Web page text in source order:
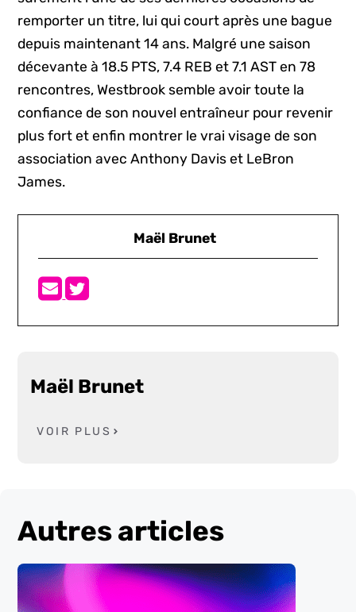
remporter un titre, lui qui court après une bague
depuis maintenant 14 ans. Malgré une saison
décevante à 18.5 PTS, 7.4 REB et 7.1 AST en 78
rencontres, Westbrook semble avoir toute la
confiance de son nouvel entraîneur pour revenir
plus fort et enfin montrer le vrai visage de son
association avec Anthony Davis et LeBron
James.
Maël Brunet
Maël Brunet
VOIR PLUS
Autres articles